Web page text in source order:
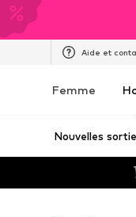
Aide et
Femme
Nouvelles